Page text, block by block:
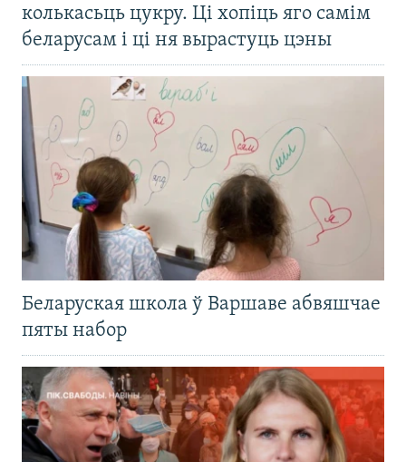
колькасьць цукру. Ці хопіць яго самім
беларусам і ці ня вырастуць цэны
Беларуская школа ў Варшаве абвяшчае
пяты набор